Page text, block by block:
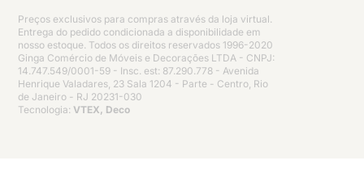
Preços exclusivos para compras através da loja virtual.
Entrega do pedido condicionada a disponibilidade em
nosso estoque. Todos os direitos reservados 1996-2020
Ginga Comércio de Móveis e Decorações LTDA - CNPJ:
14.747.549/0001-59 - Insc. est: 87.290.778 - Avenida
Henrique Valadares, 23 Sala 1204 - Parte - Centro, Rio
de Janeiro - RJ 20231-030
Tecnologia: VTEX, Deco